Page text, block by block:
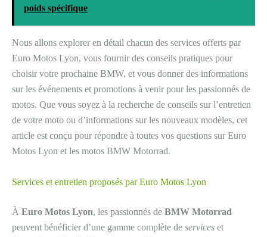
poids spécifique
Nous allons explorer en détail chacun des services offerts par
Euro Motos Lyon, vous fournir des conseils pratiques pour
choisir votre prochaine BMW, et vous donner des informations
sur les événements et promotions à venir pour les passionnés de
motos. Que vous soyez à la recherche de conseils sur l’entretien
de votre moto ou d’informations sur les nouveaux modèles, cet
article est conçu pour répondre à toutes vos questions sur Euro
Motos Lyon et les motos BMW Motorrad.
Services et entretien proposés par Euro Motos Lyon
À Euro Motos Lyon, les passionnés de BMW Motorrad
peuvent bénéficier d’une gamme complète de services et